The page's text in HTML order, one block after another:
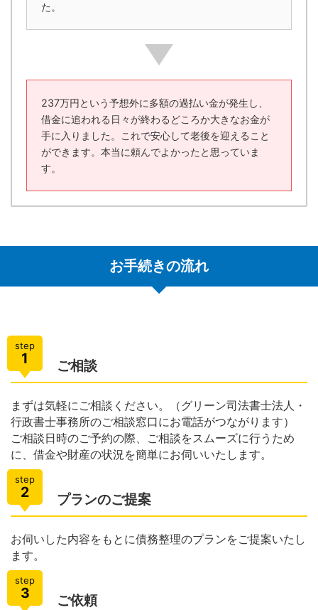
た。
237万円という予想外に多額の過払い金が発生し、
借金に追われる日々が終わるどころか大きなお金が
手に入りました。これで安心して老後を迎えること
ができます。本当に頼んでよかったと思っていま
す。
お手続きの流れ
step
1 ご相談
まずは気軽にご相談ください。（グリーン司法書士法人・
行政書士事務所のご相談窓口にお電話がつながります）
ご相談日時のご予約の際、ご相談をスムーズに行うため
に、借金や財産の状況を簡単にお伺いいたします。
step
2 プランのご提案
お伺いした内容をもとに債務整理のプランをご提案いたし
ます。
step
3 ご依頼